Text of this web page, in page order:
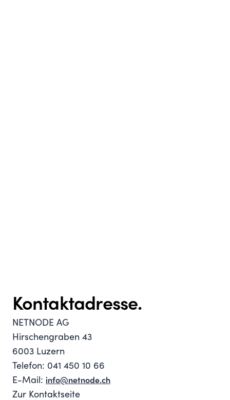
Kontaktadresse.
NETNODE AG
Hirschengraben 43
6003 Luzern
Telefon: 041 450 10 66
E-Mail: info@netnode.ch
Zur Kontaktseite